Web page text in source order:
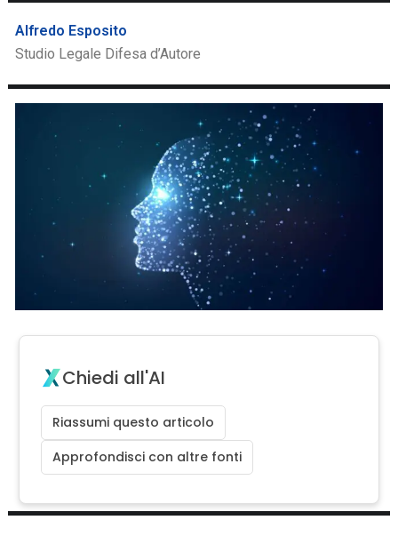
Alfredo Esposito
Studio Legale Difesa d’Autore
Chiedi all'AI
Riassumi questo articolo
Approfondisci con altre fonti